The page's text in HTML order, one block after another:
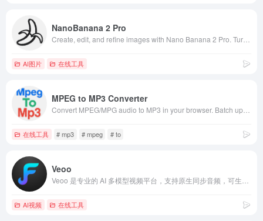
NanoBanana 2 Pro
AI图片 在线工具
MPEG to MP3 Converter
在线工具 # mp3 # mpeg # to
Veoo
AI视频 在线工具